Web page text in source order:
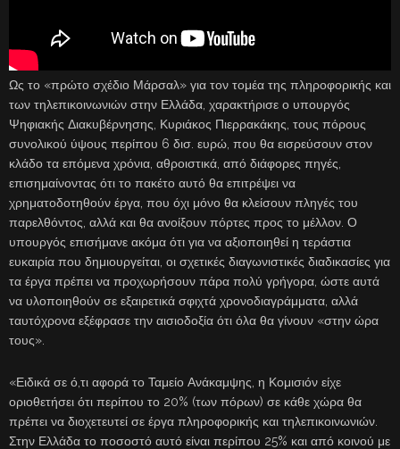
Ως το «πρώτο σχέδιο Μάρσαλ» για τον τομέα της πληροφορικής και
των τηλεπικοινωνιών στην Ελλάδα, χαρακτήρισε ο υπουργός
Ψηφιακής Διακυβέρνησης, Κυριάκος Πιερρακάκης, τους πόρους
συνολικού ύψους περίπου 6 δισ. ευρώ, που θα εισρεύσουν στον
κλάδο τα επόμενα χρόνια, αθροιστικά, από διάφορες πηγές,
επισημαίνοντας ότι το πακέτο αυτό θα επιτρέψει να
χρηματοδοτηθούν έργα, που όχι μόνο θα κλείσουν πληγές του
παρελθόντος, αλλά και θα ανοίξουν πόρτες προς το μέλλον. Ο
υπουργός επισήμανε ακόμα ότι για να αξιοποιηθεί η τεράστια
ευκαιρία που δημιουργείται, οι σχετικές διαγωνιστικές διαδικασίες για
τα έργα πρέπει να προχωρήσουν πάρα πολύ γρήγορα, ώστε αυτά
να υλοποιηθούν σε εξαιρετικά σφιχτά χρονοδιαγράμματα, αλλά
ταυτόχρονα εξέφρασε την αισιοδοξία ότι όλα θα γίνουν «στην ώρα
τους».
«Ειδικά σε ό,τι αφορά το Ταμείο Ανάκαμψης, η Κομισιόν είχε
οριοθετήσει ότι περίπου το 20% (των πόρων) σε κάθε χώρα θα
πρέπει να διοχετευτεί σε έργα πληροφορικής και τηλεπικοινωνιών.
Στην Ελλάδα το ποσοστό αυτό είναι περίπου 25% και από κοινού με